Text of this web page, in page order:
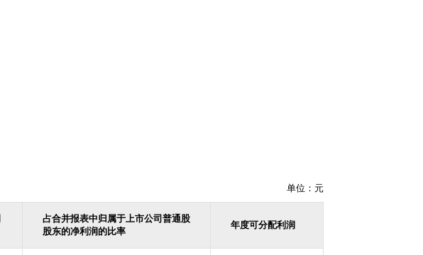
单位：元
占合并报表中归属于上市公司普通股
股东的净利润的比率
年度可分配利润